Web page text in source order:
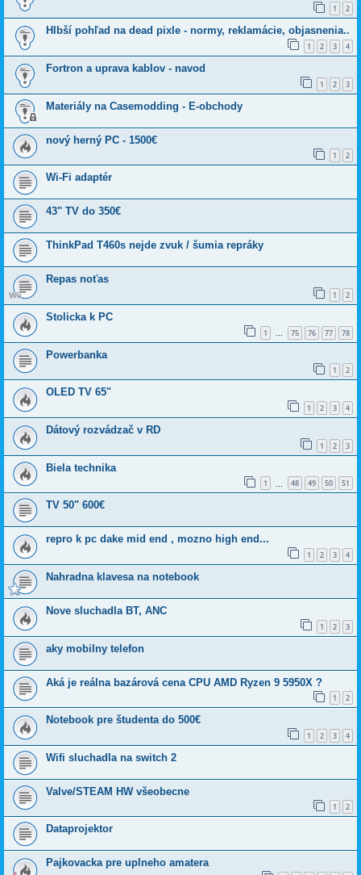
1 2
Hlbší pohľad na dead pixle - normy, reklamácie, objasnenia..
1 2 3 4
Fortron a uprava kablov - navod
1 2 3
Materiály na Casemodding - E-obchody
nový herný PC - 1500€
1 2
Wi-Fi adaptér
43" TV do 350€
ThinkPad T460s nejde zvuk / šumia repráky
Repas noťas
1 2
Stolicka k PC
1 … 75 76 77 78
Powerbanka
1 2
OLED TV 65"
1 2 3 4
Dátový rozvádzač v RD
1 2 3
Biela technika
1 48 49 50 51
TV 50" 600€
repro k pc dake mid end , mozno high end...
1 2 3 4
Nahradna klavesa na notebook
Nove sluchadla BT, ANC
1 2 3
aky mobilny telefon
Aká je reálna bazárová cena CPU AMD Ryzen 9 5950X ?
1 2
Notebook pre študenta do 500€
1 2 3 4
Wifi sluchadla na switch 2
Valve/STEAM HW všeobecne
1 2
Dataprojektor
Pajkovacka pre uplneho amatera